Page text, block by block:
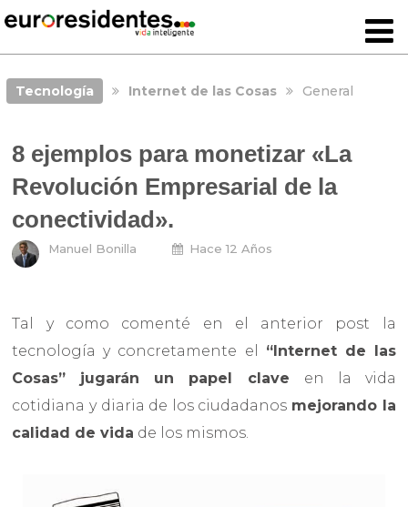
Tecnología Internet de las Cosas General
8 ejemplos para monetizar «La
Revolución Empresarial de la
conectividad».
Manuel Bonilla Hace 12 Años
Tal y como comenté en el anterior post la
tecnología y concretamente el “Internet de las
Cosas” jugarán un papel clave en la vida
cotidiana y diaria de los ciudadanos mejorando la
calidad de vida de los mismos.